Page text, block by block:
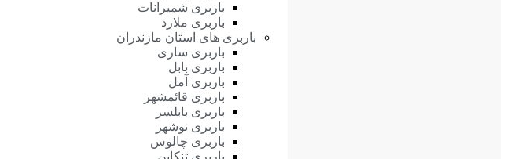
باربری شمیرانات
باربری ملارد
باربری های استان مازندران
باربری ساری
باربری بابل
باربری آمل
باربری قائمشهر
باربری بابلسر
باربری نوشهر
باربری چالوس
باربری تنکابن